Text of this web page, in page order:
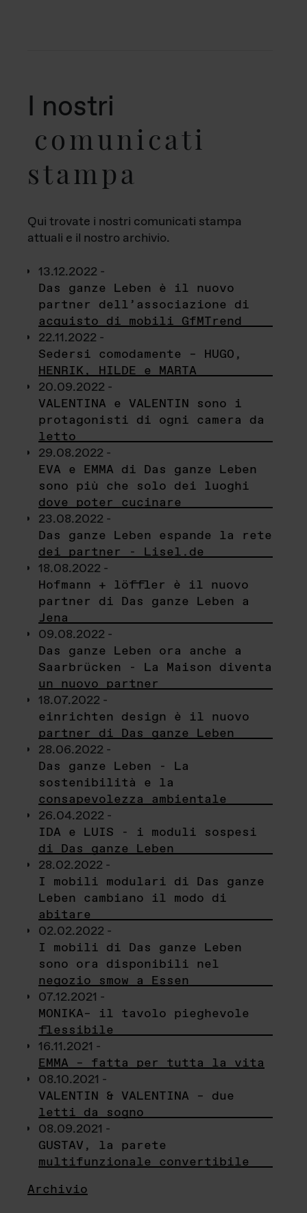
I nostri
comunicati
stampa
Qui trovate i nostri comunicati stampa
attuali e il nostro archivio.
13.12.2022 -
Das ganze Leben è il nuovo
partner dell’associazione di
acquisto di mobili GfMTrend
22.11.2022 -
Sedersi comodamente – HUGO,
HENRIK, HILDE e MARTA
20.09.2022 -
VALENTINA e VALENTIN sono i
protagonisti di ogni camera da
letto
29.08.2022 -
EVA e EMMA di Das ganze Leben
sono più che solo dei luoghi
dove poter cucinare
23.08.2022 -
Das ganze Leben espande la rete
dei partner - Lisel.de
18.08.2022 -
Hofmann + löffler è il nuovo
partner di Das ganze Leben a
Jena
09.08.2022 -
Das ganze Leben ora anche a
Saarbrücken - La Maison diventa
un nuovo partner
18.07.2022 -
einrichten design è il nuovo
partner di Das ganze Leben
28.06.2022 -
Das ganze Leben - La
sostenibilità e la
consapevolezza ambientale
26.04.2022 -
IDA e LUIS - i moduli sospesi
di Das ganze Leben
28.02.2022 -
I mobili modulari di Das ganze
Leben cambiano il modo di
abitare
02.02.2022 -
I mobili di Das ganze Leben
sono ora disponibili nel
negozio smow a Essen
07.12.2021 -
MONIKA– il tavolo pieghevole
flessibile
16.11.2021 -
EMMA – fatta per tutta la vita
08.10.2021 -
VALENTIN & VALENTINA – due
letti da sogno
08.09.2021 -
GUSTAV, la parete
multifunzionale convertibile
Archivio